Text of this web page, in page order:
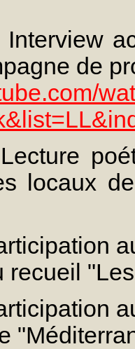
de
locaux
recueil